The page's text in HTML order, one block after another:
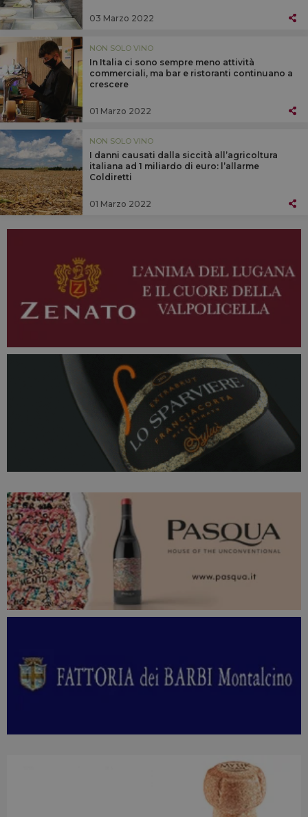
03 Marzo 2022
NON SOLO VINO
In Italia ci sono sempre meno attività
commerciali, ma bar e ristoranti continuano a
crescere
01 Marzo 2022
NON SOLO VINO
I danni causati dalla siccità all’agricoltura
italiana ad 1 miliardo di euro: l’allarme
Coldiretti
01 Marzo 2022